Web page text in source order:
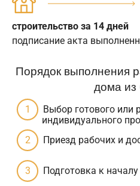
строительство за 14 дней
подписание акта
Порядок выполнения
дома из
Выбор готового или
индивидуального
Приезд рабочих и
Подготовка к началу